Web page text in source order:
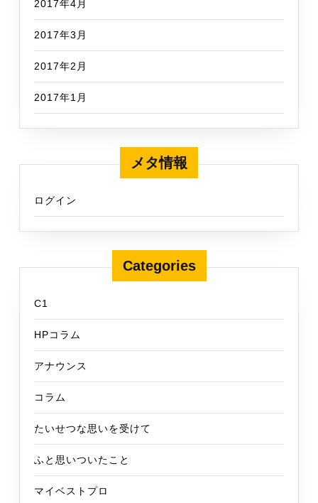
2017年4月
2017年3月
2017年2月
2017年1月
メタ情報
ログイン
Categories
C1
HPコラム
アナウンス
コラム
たいせつな思いを受けて
ふと思いついたこと
マイベストプロ